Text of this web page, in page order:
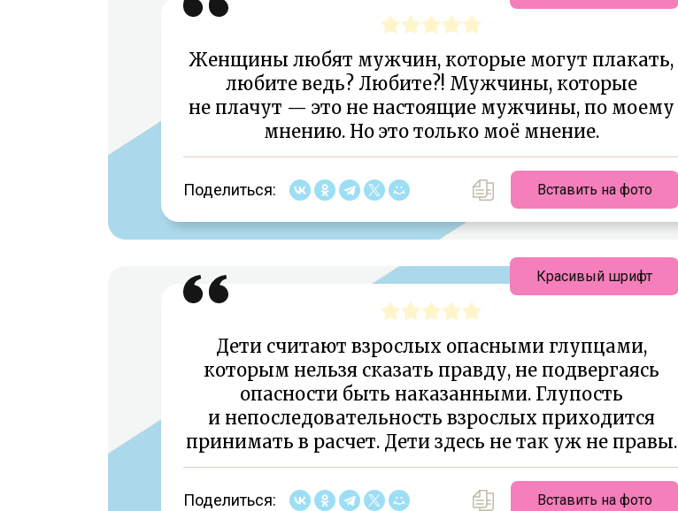
Женщины любят мужчин, которые могут плакать,
любите ведь? Любите?! Мужчины, которые
не плачут — это не настоящие мужчины, по моему
мнению. Но это только моё мнение.
Поделиться: Вставить на фото
Дети считают взрослых опасными глупцами,
которым нельзя сказать правду, не подвергаясь
опасности быть наказанными. Глупость
и непоследовательность взрослых приходится
принимать в расчет. Дети здесь не так уж не правы.
Поделиться: Вставить на фото
Красивый шрифт